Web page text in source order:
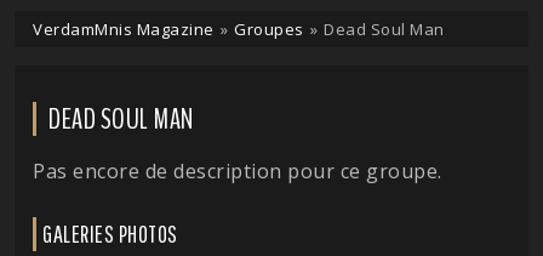
VerdamMnis Magazine » Groupes » Dead Soul Man
DEAD SOUL MAN
Pas encore de description pour ce groupe.
GALERIES PHOTOS